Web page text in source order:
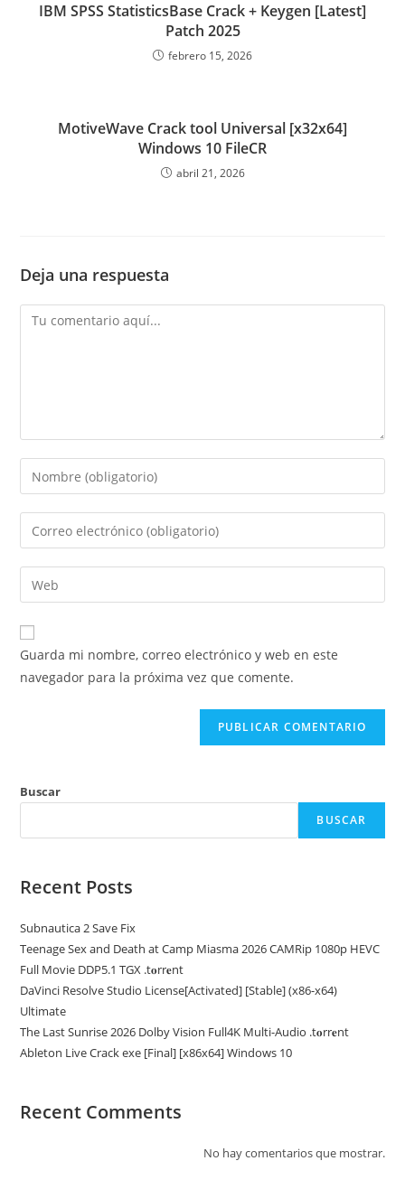
IBM SPSS StatisticsBase Crack + Keygen [Latest]
Patch 2025
febrero 15, 2026
MotiveWave Crack tool Universal [x32x64]
Windows 10 FileCR
abril 21, 2026
Deja una respuesta
Comentario
Introduce
tu
nombre
de
usuario
para
comentar
Introduce
tu
dirección
de
electrónico
para
comentar
Introduce
la
URL
de
Guarda mi nombre, correo electrónico y web en este
navegador para la próxima vez que comente.
Buscar
BUSCAR
Recent Posts
Subnautica 2 Save Fix
Teenage Sex and Death at Camp Miasma 2026 CAMRip 1080p HEVC
Full Movie DDP5.1 TGX .t𝐨rr𝐞nt
DaVinci Resolve Studio License[Activated] [Stable] (x86-x64)
Ultimate
The Last Sunrise 2026 Dolby Vision Full4K Multi-Audio .t𝐨rr𝐞nt
Ableton Live Crack exe [Final] [x86x64] Windows 10
Recent Comments
No hay comentarios que mostrar.